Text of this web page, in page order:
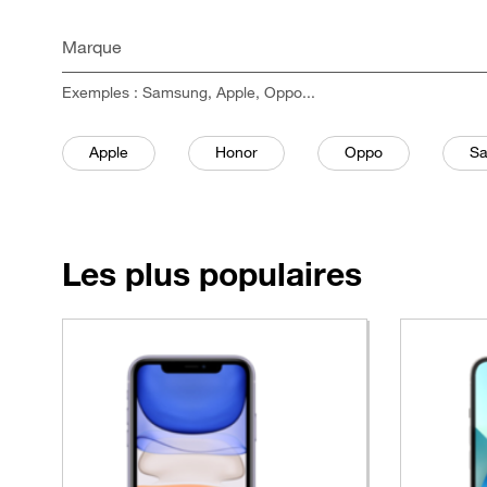
Marque
Exemples : Samsung, Apple, Oppo...
Filtre
Applesélectionné Filtre
Honorsélectionné Filtre
Opposélectionné
Les mobiles les
plus populaires